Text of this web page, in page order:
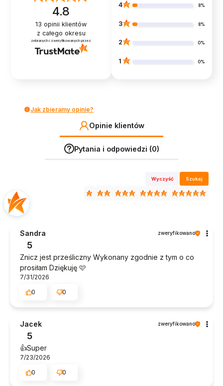
4.8
13 opinii klientów
z całego okresu
zebranych i zweryfikowanych przez
4 8%
3 8%
2 0%
1 0%
Jak zbieramy opinie?
Opinie klientów
Pytania i odpowiedzi (0)
Wyczyść Szukaj
Sandra zweryfikowano
5
Znicz jest prześliczny Wykonany zgodnie z tym o co
prosiłam Dziękuję 🩷
7/31/2026
0
0
Jacek zweryfikowano
5
👍️Super
7/23/2026
0
0